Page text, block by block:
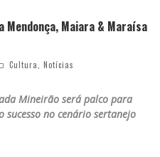
Maiara & Maraísa
Cultura Notícias
Mineirão será palco para
sucesso no cenário sertanejo